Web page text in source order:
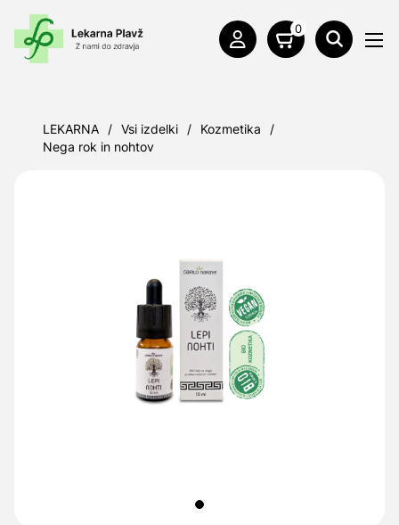
0
LEKARNA / Vsi izdelki / Kozmetika
/
Nega rok in nohtov